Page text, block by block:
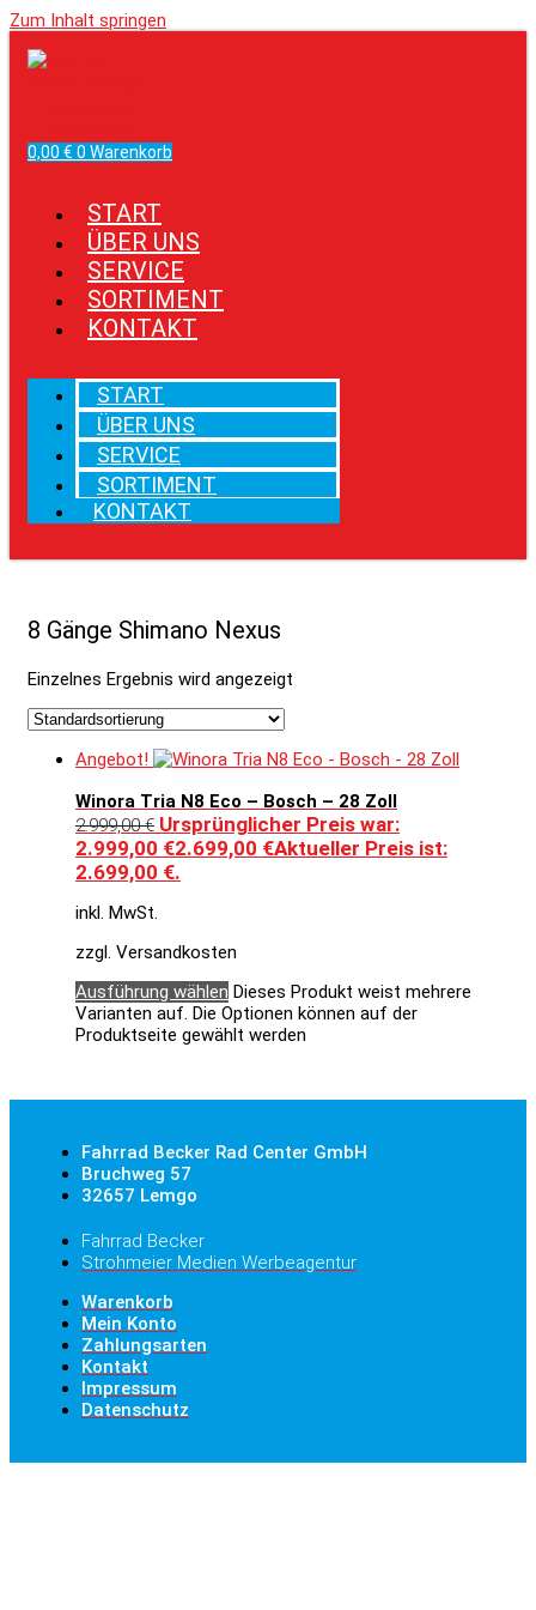
Zum Inhalt springen
0,00 € 0 Warenkorb
START
ÜBER UNS
SERVICE
SORTIMENT
KONTAKT
START
ÜBER UNS
SERVICE
SORTIMENT
KONTAKT
8 Gänge Shimano Nexus
Einzelnes Ergebnis wird angezeigt
Angebot!
Winora Tria N8 Eco – Bosch – 28 Zoll
2.999,00€ Ursprünglicher Preis war:
2.999,00 €2.699,00 €Aktueller Preis ist:
2.699,00 €.
inkl. MwSt.
zzgl. Versandkosten
Ausführung wählen Dieses Produkt weist mehrere
Varianten auf. Die Optionen können auf der
Produktseite gewählt werden
Fahrrad Becker Rad Center GmbH
Bruchweg 57
32657 Lemgo
Fahrrad Becker
Strohmeier Medien Werbeagentur
Warenkorb
Mein Konto
Zahlungsarten
Kontakt
Impressum
Datenschutz